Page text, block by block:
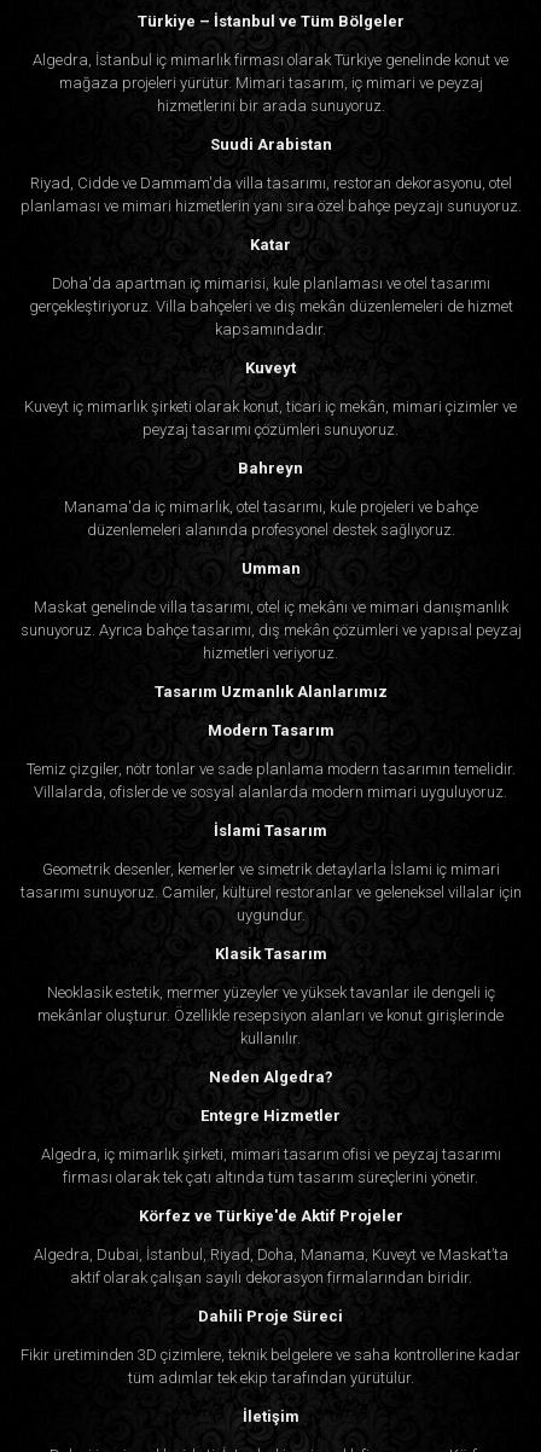
Türkiye – İstanbul ve Tüm Bölgeler
Algedra, İstanbul iç mimarlık firması olarak Türkiye genelinde konut ve
mağaza projeleri yürütür. Mimari tasarım, iç mimari ve peyzaj
hizmetlerini bir arada sunuyoruz.
Suudi Arabistan
Riyad, Cidde ve Dammam'da villa tasarımı, restoran dekorasyonu, otel
planlaması ve mimari hizmetlerin yanı sıra özel bahçe peyzajı sunuyoruz.
Katar
Doha'da apartman iç mimarisi, kule planlaması ve otel tasarımı
gerçekleştiriyoruz. Villa bahçeleri ve dış mekân düzenlemeleri de hizmet
kapsamındadır.
Kuveyt
Kuveyt iç mimarlık şirketi olarak konut, ticari iç mekân, mimari çizimler ve
peyzaj tasarımı çözümleri sunuyoruz.
Bahreyn
Manama'da iç mimarlık, otel tasarımı, kule projeleri ve bahçe
düzenlemeleri alanında profesyonel destek sağlıyoruz.
Umman
Maskat genelinde villa tasarımı, otel iç mekânı ve mimari danışmanlık
sunuyoruz. Ayrıca bahçe tasarımı, dış mekân çözümleri ve yapısal peyzaj
hizmetleri veriyoruz.
Tasarım Uzmanlık Alanlarımız
Modern Tasarım
Temiz çizgiler, nötr tonlar ve sade planlama modern tasarımın temelidir.
Villalarda, ofislerde ve sosyal alanlarda modern mimari uyguluyoruz.
İslami Tasarım
Geometrik desenler, kemerler ve simetrik detaylarla İslami iç mimari
tasarımı sunuyoruz. Camiler, kültürel restoranlar ve geleneksel villalar için
uygundur.
Klasik Tasarım
Neoklasik estetik, mermer yüzeyler ve yüksek tavanlar ile dengeli iç
mekânlar oluşturur. Özellikle resepsiyon alanları ve konut girişlerinde
kullanılır.
Neden Algedra?
Entegre Hizmetler
Algedra, iç mimarlık şirketi, mimari tasarım ofisi ve peyzaj tasarımı
firması olarak tek çatı altında tüm tasarım süreçlerini yönetir.
Körfez ve Türkiye'de Aktif Projeler
Algedra, Dubai, İstanbul, Riyad, Doha, Manama, Kuveyt ve Maskat’ta
aktif olarak çalışan sayılı dekorasyon firmalarından biridir.
Dahili Proje Süreci
Fikir üretiminden 3D çizimlere, teknik belgelere ve saha kontrollerine kadar
tüm adımlar tek ekip tarafından yürütülür.
İletişim